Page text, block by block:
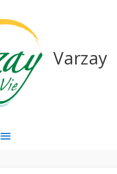
Varzay
MENU